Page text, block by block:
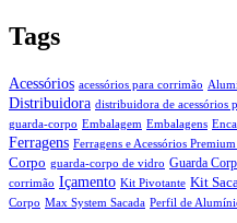
Tags
Acessórios acessórios para corrimão
Distribuidora distribuidora de acessórios
guarda-corpo Embalagem Embalagens
Ferragens Ferragens e Acessórios
Corpo guarda-corpo de vidro Guarda
corrimão Içamento Kit Pivotante Kit
Corpo Max System Sacada Perfil de